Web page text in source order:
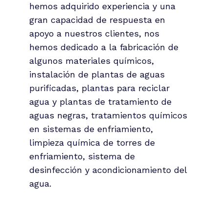
hemos adquirido experiencia y una
gran capacidad de respuesta en
apoyo a nuestros clientes, nos
hemos dedicado a la fabricación de
algunos materiales químicos,
instalación de plantas de aguas
purificadas, plantas para reciclar
agua y plantas de tratamiento de
aguas negras, tratamientos químicos
en sistemas de enfriamiento,
limpieza química de torres de
enfriamiento, sistema de
desinfección y acondicionamiento del
agua.